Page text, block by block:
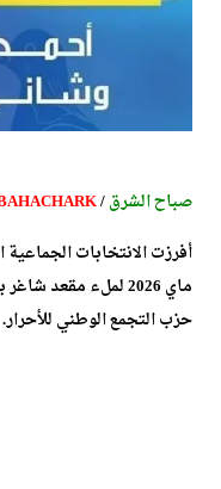
صباح الشرق/
ماي 2026 لملء مقعد
حزب التجمع الوطني للأحرار.